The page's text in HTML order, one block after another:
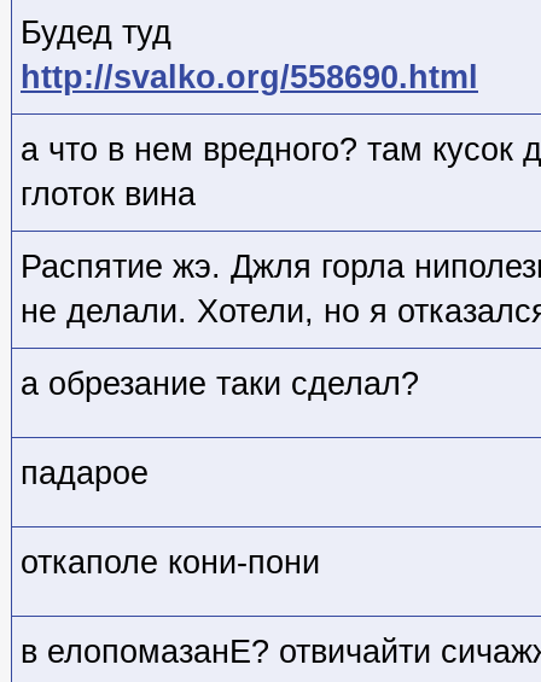
Будед туд
http://svalko.org/558690.html
а что в нем вредного? там кусок
глоток вина
Распятие жэ. Джля горла
не делали. Хотели, но я
а обрезание таки сделал?
падарое
откаполе кони-пони
в елопомазанЕ? отвичайти